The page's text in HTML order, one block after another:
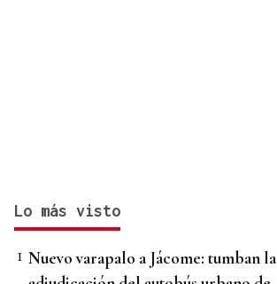
Lo más visto
Nuevo varapalo a Jácome: tumban la